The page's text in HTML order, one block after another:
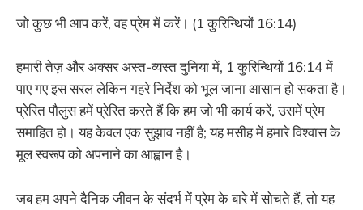
जो कुछ भी आप करें, वह प्रेम में करें। (1 कुरिन्थियों 16:14)
हमारी तेज़ और अक्सर अस्त-व्यस्त दुनिया में, 1 कुरिन्थियों 16:14 में
पाए गए इस सरल लेकिन गहरे निर्देश को भूल जाना आसान हो सकता है।
प्रेरित पौलुस हमें प्रेरित करते हैं कि हम जो भी कार्य करें, उसमें प्रेम
समाहित हो। यह केवल एक सुझाव नहीं है; यह मसीह में हमारे विश्वास के
मूल स्वरूप को अपनाने का आह्वान है।
जब हम अपने दैनिक जीवन के संदर्भ में प्रेम के बारे में सोचते हैं, तो यह